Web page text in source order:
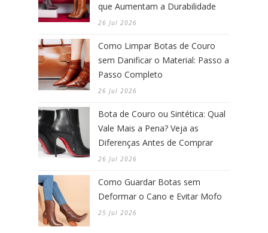
que Aumentam a Durabilidade
26 Jul 2026
Como Limpar Botas de Couro
sem Danificar o Material: Passo a
Passo Completo
26 Jul 2026
Bota de Couro ou Sintética: Qual
Vale Mais a Pena? Veja as
Diferenças Antes de Comprar
26 Jul 2026
Como Guardar Botas sem
Deformar o Cano e Evitar Mofo
25 Jul 2026